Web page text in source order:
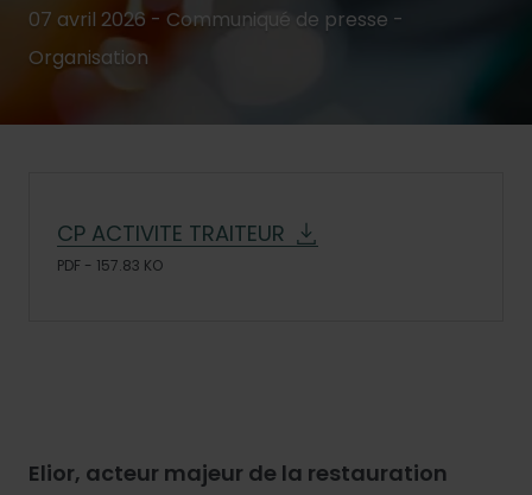
07 avril 2026 - Communiqué de presse -
Organisation
CP ACTIVITE TRAITEUR
PDF - 157.83 KO
Elior, acteur majeur de la restauration